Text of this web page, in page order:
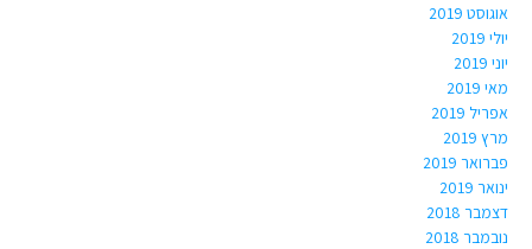
אוגוסט 2019
יולי 2019
יוני 2019
מאי 2019
אפריל 2019
מרץ 2019
פברואר 2019
ינואר 2019
דצמבר 2018
נובמבר 2018